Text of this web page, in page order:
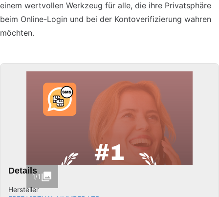
einem wertvollen Werkzeug für alle, die ihre Privatsphäre
beim Online-Login und bei der Kontoverifizierung wahren
möchten.
1/1
Details
Hersteller